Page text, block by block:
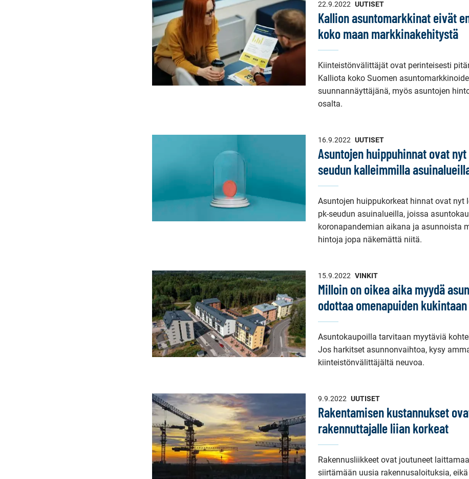
22.9.2022 UUTISET
Kallion asuntomarkkinat eivät
koko maan markkinakehitystä
Kiinteistönvälittäjät ovat perinteisesti
Kalliota koko Suomen
suunnannäyttäjänä, myös asuntojen
osalta.
16.9.2022 UUTISET
Asuntojen huippuhinnat ovat
seudun kalleimmilla
Asuntojen huippukorkeat hinnat ovat nyt
pk-seudun asuinalueilla, joissa
koronapandemian aikana ja asunnoista
hintoja jopa näkemättä niitä.
15.9.2022 VINKIT
Milloin on oikea aika myydä
odottaa omenapuiden kukintaan
Asuntokaupoilla tarvitaan myytäviä
Jos harkitset asunnonvaihtoa, kysy
kiinteistönvälittäjältä neuvoa.
9.9.2022 UUTISET
Rakentamisen kustannukset
rakennuttajalle liian korkeat
Rakennusliikkeet ovat joutuneet
siirtämään uusia rakennusaloituksia, eikä